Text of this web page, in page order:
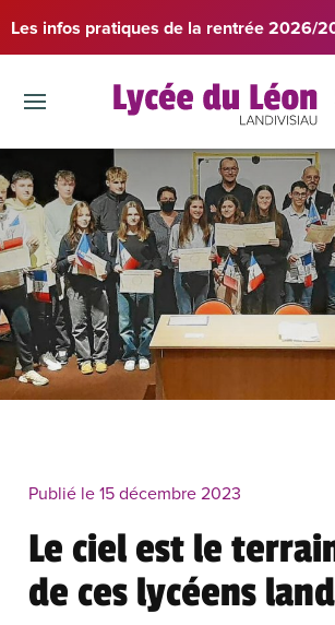
Les infos pratiques de la rentrée 2026/
Publié le 15 décembre 2023
Le ciel est le
de ces lycéens